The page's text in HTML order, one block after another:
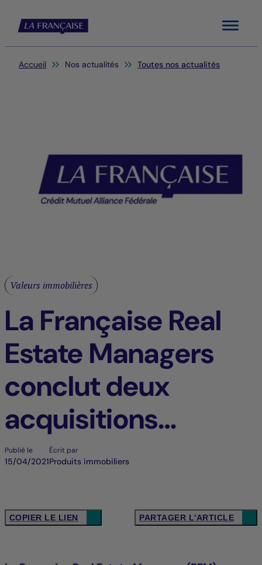
Menu
Vous êtes ici:
Accueil Nos actualités Toutes nos actualités
Valeurs immobilières
La Française Real
Estate Managers
conclut deux
acquisitions
viticoles pour la
Grands Palais »
Publié le
15/04/2021
Écrit par
Produits immobiliers
COPIER LE LIEN PARTAGER L'ARTICLE